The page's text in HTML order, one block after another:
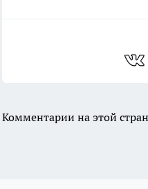
Комментарии на этой